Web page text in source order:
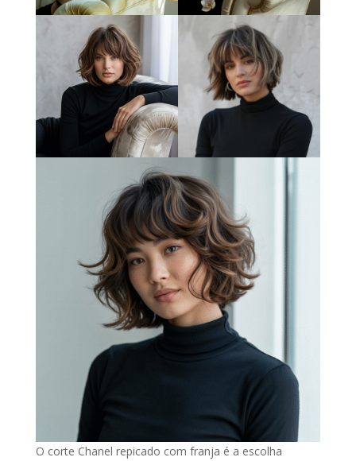
O corte Chanel repicado com franja é a escolha